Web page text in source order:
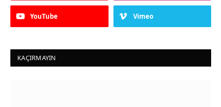
YouTube Vimeo
KAÇIRMAYIN